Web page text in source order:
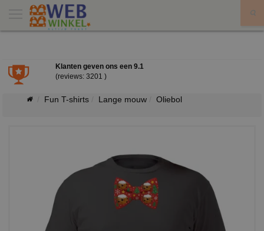
Klanten geven ons een 9.1
(reviews: 3201 )
Fun T-shirts Lange mouw Oliebol